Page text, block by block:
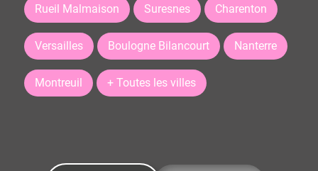
Rueil Malmaison Suresnes Charenton
Versailles Boulogne Bilancourt Nanterre
Montreuil + Toutes les villes